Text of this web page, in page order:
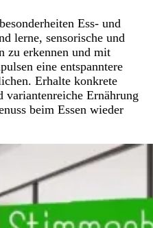
Ess- und
lerne, sensorische und
zu erkennen und mit
eine entspanntere
Erhalte konkrete
Ernährung
beim Essen wieder